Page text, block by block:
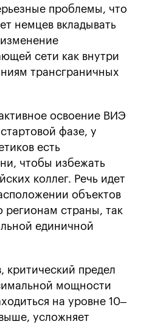
проблемы, что
немцев вкладывать
сети как внутри
трансграничных
освоение ВИЭ
фазе, у
есть
чтобы избежать
коллег. Речь идет
объектов
регионам страны, так
единичной
критический предел
мощности
на уровне 10–
усложняет